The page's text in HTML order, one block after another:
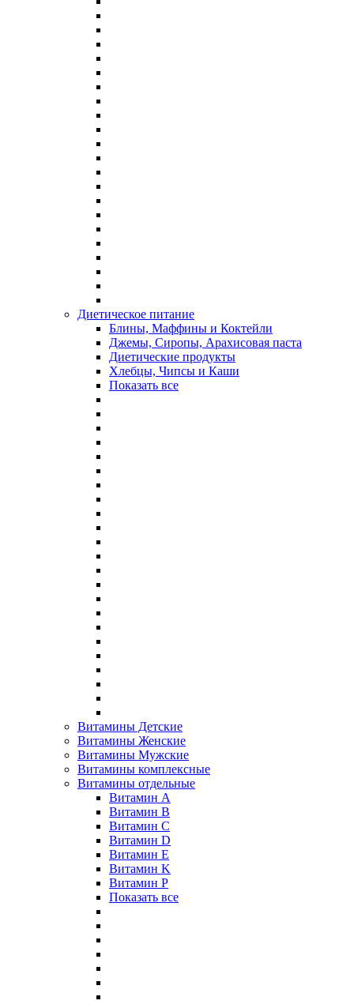
Диетическое питание
Блины, Маффины и Коктейли
Джемы, Сиропы, Арахисовая паста
Диетические продукты
Хлебцы, Чипсы и Каши
Показать все
Витамины Детские
Витамины Женские
Витамины Мужские
Витамины комплексные
Витамины отдельные
Витамин A
Витамин B
Витамин C
Витамин D
Витамин E
Витамин K
Витамин P
Показать все